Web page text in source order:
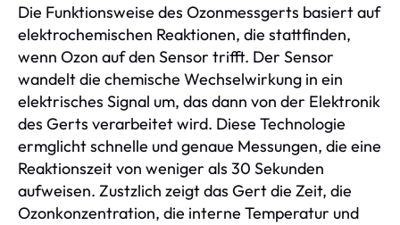
Die Funktionsweise des Ozonmessgerts basiert auf
elektrochemischen Reaktionen, die stattfinden,
wenn Ozon auf den Sensor trifft. Der Sensor
wandelt die chemische Wechselwirkung in ein
elektrisches Signal um, das dann von der Elektronik
des Gerts verarbeitet wird. Diese Technologie
ermglicht schnelle und genaue Messungen, die eine
Reaktionszeit von weniger als 30 Sekunden
aufweisen. Zustzlich zeigt das Gert die Zeit, die
Ozonkonzentration, die interne Temperatur und